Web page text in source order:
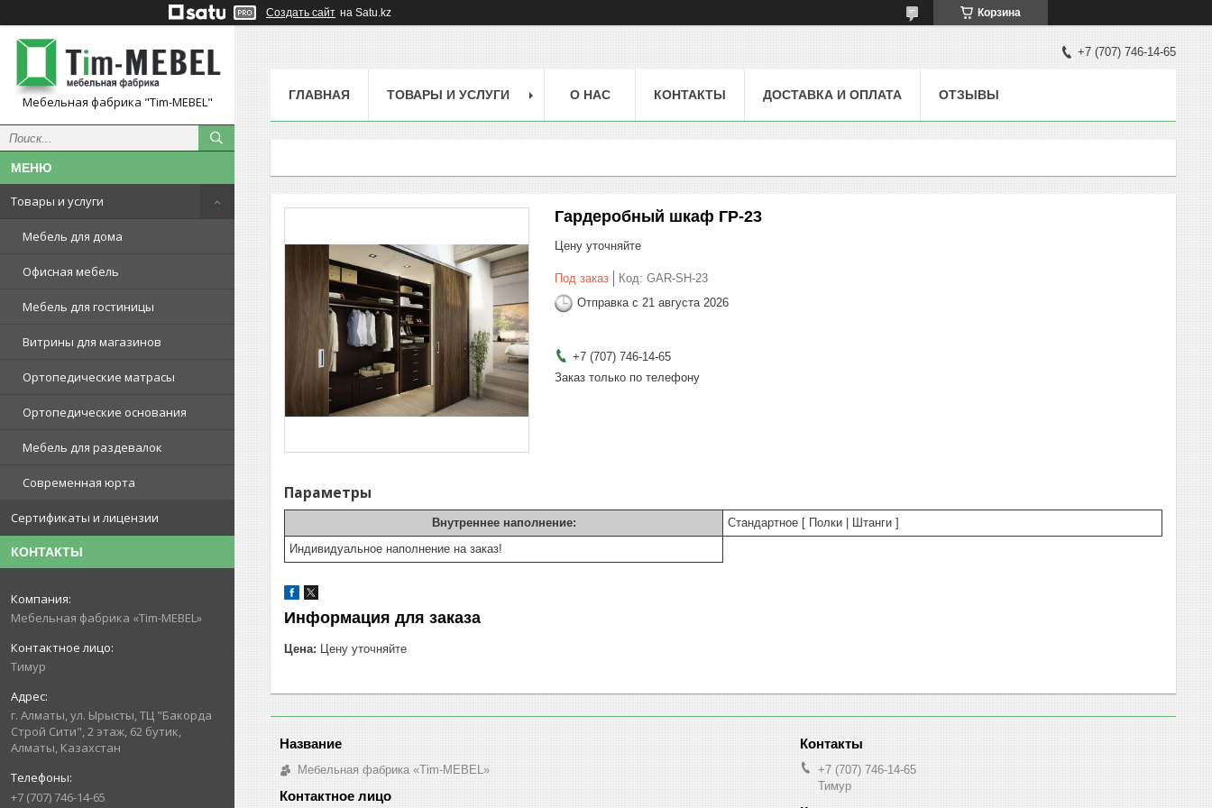
Создать сайт на Satu.kz Корзина
Мебельная фабрика "Tim-MEBEL"
Товары и услуги
Мебель для дома
Офисная мебель
Мебель для гостиницы
Витрины для магазинов
Ортопедические матрасы
Ортопедические основания
Мебель для раздевалок
Современная юрта
Сертификаты и лицензии
КОНТАКТЫ
Мебельная фабрика «Tim-MEBEL»
Тимур
г. Алматы, ул. Ырысты, ТЦ "Бакорда
Строй Сити", 2 этаж, 62 бутик,
Алматы, Казахстан
+7 (707) 746-14-65
+7 (707) 746-14-65
ГЛАВНАЯ ТОВАРЫ И УСЛУГИ О НАС КОНТАКТЫ ДОСТАВКА И ОПЛАТА ОТЗЫВЫ
Гардеробный шкаф ГР-23
Цену уточняйте
Под заказ Код: GAR-SH-23
Отправка с 21 августа 2026
+7 (707) 746-14-65
Заказ только по телефону
Параметры
Внутреннее наполнение:
Стандартное [ Полки | Штанги ]
Индивидуальное наполнение на заказ!
Информация для заказа
Цена: Цену уточняйте
Мебельная фабрика «Tim-MEBEL»
+7 (707) 746-14-65
Тимур